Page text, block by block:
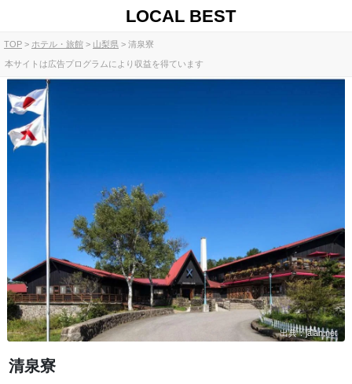
LOCAL BEST
TOP ホテル・旅館 山梨県 清泉寮
本サイトは広告プログラムにより収益を得ています
出典：jalan.net
清泉寮